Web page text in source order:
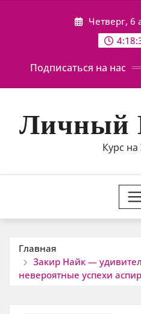
Четверг, 6
Подписаться на нас
Личный
Курс на
Главная
Закир Найк —
невероятные успехи